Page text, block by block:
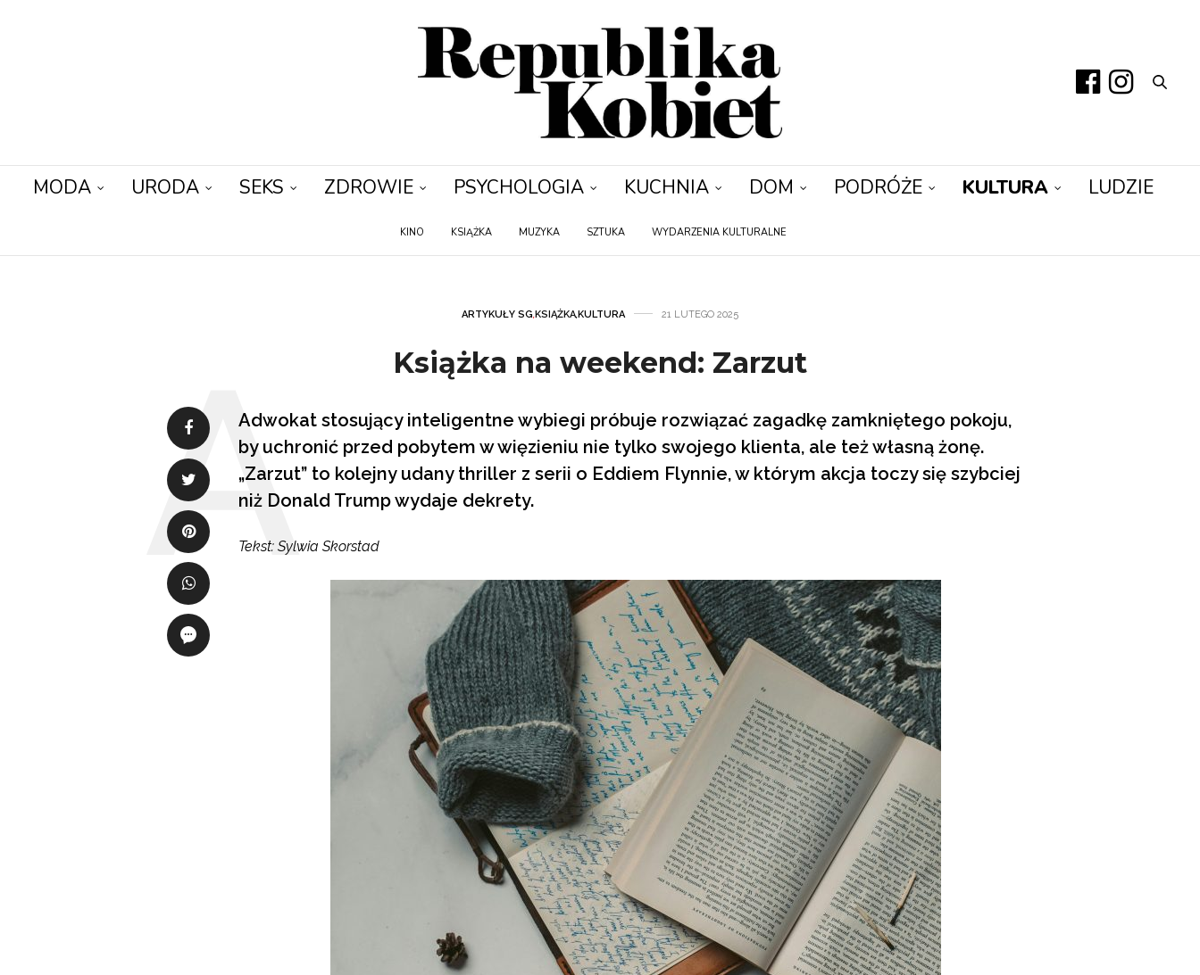
MODA URODA SEKS ZDROWIE PSYCHOLOGIA KUCHNIA DOM PODRÓŻE KULTURA LUDZIE
KINO KSIĄŻKA MUZYKA SZTUKA WYDARZENIA KULTURALNE
ARTYKUŁY SG,KSIĄŻKA,KULTURA 21 LUTEGO 2025
Książka na weekend: Zarzut
Adwokat stosujący inteligentne wybiegi próbuje rozwiązać zagadkę zamkniętego pokoju,
by uchronić przed pobytem w więzieniu nie tylko swojego klienta, ale też własną żonę.
„Zarzut” to kolejny udany thriller z serii o Eddiem Flynnie, w którym akcja toczy się szybciej
niż Donald Trump wydaje dekrety.
Tekst: Sylwia Skorstad